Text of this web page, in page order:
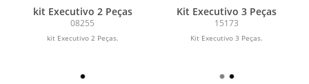
kit Executivo 2 Peças
08255
kit Executivo 2 Peças.
Kit Executivo 3 Peças
15173
Kit Executivo 3 Peças.